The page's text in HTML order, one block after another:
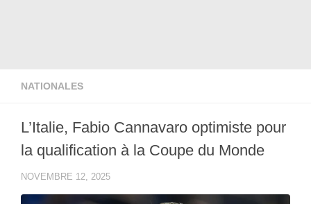
NATIONALES
L’Italie, Fabio Cannavaro optimiste pour
la qualification à la Coupe du Monde
NOVEMBRE 12, 2025